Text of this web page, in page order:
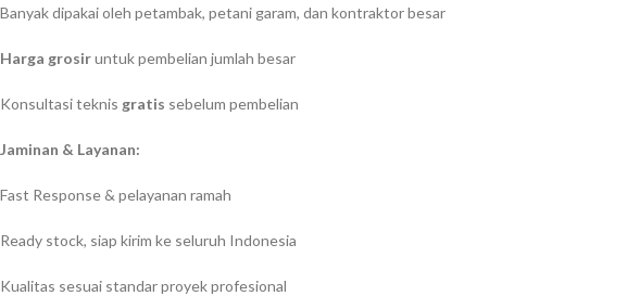
Banyak dipakai oleh petambak, petani garam, dan kontraktor besar
Harga grosiruntuk pembelian jumlah besar
Konsultasi teknis gratis sebelum pembelian
Jaminan & Layanan:
Fast Response & pelayanan ramah
Ready stock, siap kirim ke seluruh Indonesia
Kualitas sesuai standar proyek profesional